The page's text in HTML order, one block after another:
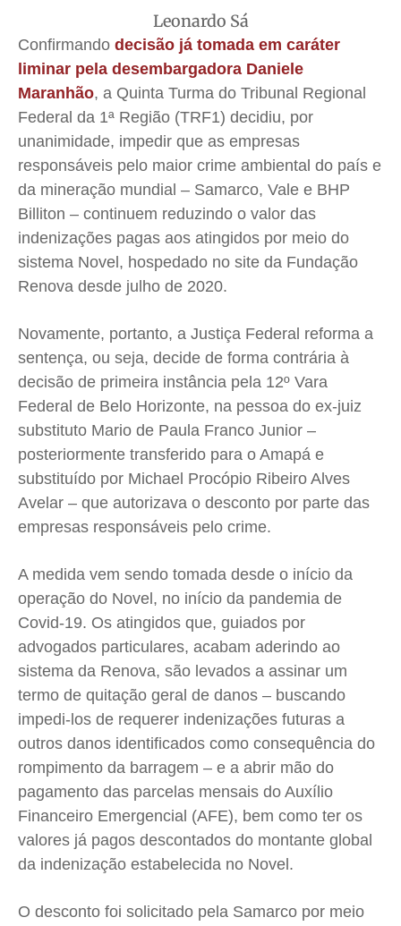
Quem Somos
Expediente
Contato
Anuncie
Termos de Uso
Quem Somos
Expediente
Contato
Anuncie
Termos de Uso
Quem Somos
Expediente
Contato
Anuncie
Termos de Uso
Quem Somos
Expediente
Contato
Anuncie
Termos de Uso
Leonardo Sá
Confirmando decisão já tomada em caráter
liminar pela desembargadora Daniele
Maranhão, a Quinta Turma do Tribunal Regional
Federal da 1ª Região (TRF1) decidiu, por
unanimidade, impedir que as empresas
responsáveis pelo maior crime ambiental do país e
da mineração mundial – Samarco, Vale e BHP
Billiton – continuem reduzindo o valor das
indenizações pagas aos atingidos por meio do
sistema Novel, hospedado no site da Fundação
Renova desde julho de 2020.
Novamente, portanto, a Justiça Federal reforma a
sentença, ou seja, decide de forma contrária à
decisão de primeira instância pela 12º Vara
Federal de Belo Horizonte, na pessoa do ex-juiz
substituto Mario de Paula Franco Junior –
posteriormente transferido para o Amapá e
substituído por Michael Procópio Ribeiro Alves
Avelar – que autorizava o desconto por parte das
empresas responsáveis pelo crime.
A medida vem sendo tomada desde o início da
operação do Novel, no início da pandemia de
Covid-19. Os atingidos que, guiados por
advogados particulares, acabam aderindo ao
sistema da Renova, são levados a assinar um
termo de quitação geral de danos – buscando
impedi-los de requerer indenizações futuras a
outros danos identificados como consequência do
rompimento da barragem – e a abrir mão do
pagamento das parcelas mensais do Auxílio
Financeiro Emergencial (AFE), bem como ter os
valores já pagos descontados do montante global
da indenização estabelecida no Novel.
O desconto foi solicitado pela Samarco por meio